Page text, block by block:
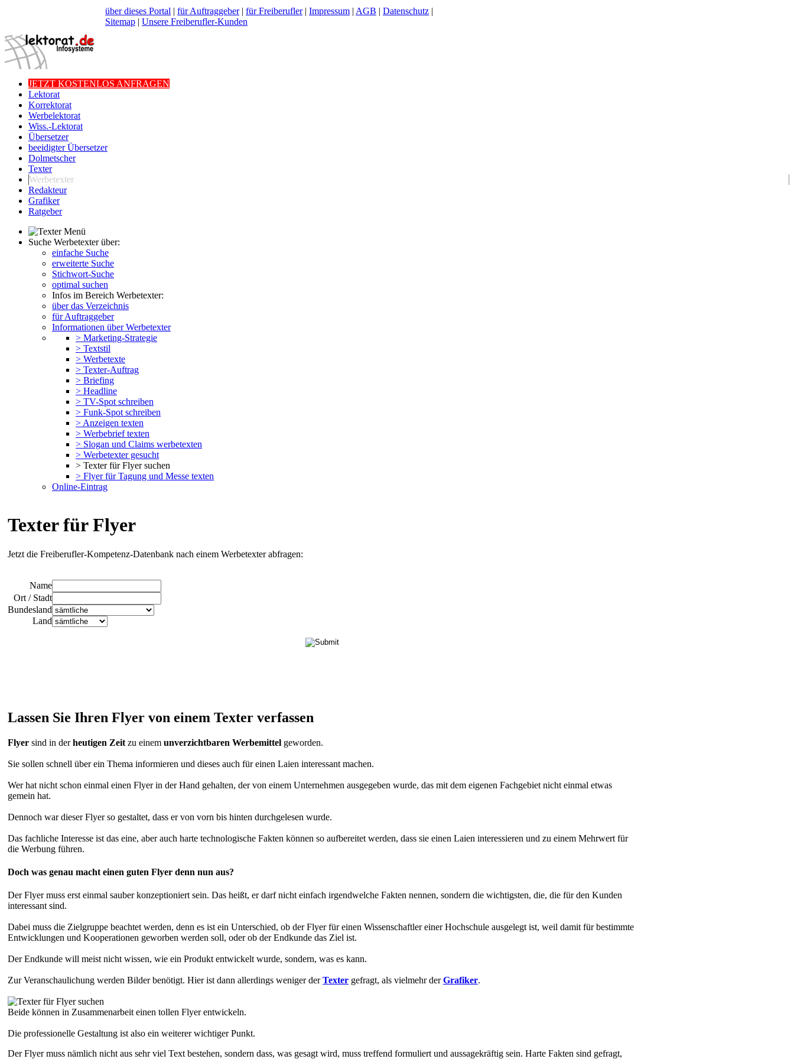
über dieses Portal | für Auftraggeber| für Freiberufler| Impressum | AGB | Datenschutz |
Sitemap | Unsere Freiberufler-Kunden
JETZT KOSTENLOS ANFRAGEN
Lektorat
Korrektorat
Werbelektorat
Wiss.-Lektorat
Übersetzer
beeidigter Übersetzer
Dolmetscher
Texter
Werbetexter
Redakteur
Grafiker
Ratgeber
Suche Werbetexter über:
einfache Suche
erweiterte Suche
Stichwort-Suche
optimal suchen
Infos im Bereich Werbetexter:
über das Verzeichnis
für Auftraggeber
Informationen über Werbetexter
> Marketing-Strategie
> Textstil
> Werbetexte
> Texter-Auftrag
> Briefing
> Headline
> TV-Spot schreiben
> Funk-Spot schreiben
> Anzeigen texten
> Werbebrief texten
> Slogan und Claims werbetexten
> Werbetexter gesucht
> Texter für Flyer suchen
> Flyer für Tagung und Messe texten
Online-Eintrag
Texter für Flyer
Jetzt die Freiberufler-Kompetenz-Datenbank nach einem Werbetexter abfragen:
Name
Ort / Stadt
Bundesland
Land
Lassen Sie Ihren Flyer von einem Texter verfassen
Flyer sind in derheutigen Zeit zu einem unverzichtbaren Werbemittel geworden.
Sie sollen schnell über ein Thema informieren und dieses auch für einen Laien interessant machen.
Wer hat nicht schon einmal einen Flyer in der Hand gehalten, der von einem Unternehmen ausgegeben wurde, das mit dem eigenen Fachgebiet nicht einmal etwas
gemein hat.
Dennoch war dieser Flyer so gestaltet, dass er von vorn bis hinten durchgelesen wurde.
Das fachliche Interesse ist das eine, aber auch harte technologische Fakten können so aufbereitet werden, dass sie einen Laien interessieren und zu einem Mehrwert für
die Werbung führen.
Doch was genau macht einen guten Flyer denn nun aus?
Der Flyer muss erst einmal sauber konzeptioniert sein. Das heißt, er darf nicht einfach irgendwelche Fakten nennen, sondern die wichtigsten, die, die für den Kunden
interessant sind.
Dabei muss die Zielgruppe beachtet werden, denn es ist ein Unterschied, ob der Flyer für einen Wissenschaftler einer Hochschule ausgelegt ist, weil damit für bestimmte
Entwicklungen und Kooperationen geworben werden soll, oder ob der Endkunde das Ziel ist.
Der Endkunde will meist nicht wissen, wie ein Produkt entwickelt wurde, sondern, was es kann.
Zur Veranschaulichung werden Bilder benötigt. Hier ist dann allerdings weniger derTexter gefragt, als vielmehr derGrafiker.
Beide können in Zusammenarbeit einen tollen Flyer entwickeln.
Die professionelle Gestaltung ist also ein weiterer wichtiger Punkt.
Der Flyer muss nämlich nicht aus sehr viel Text bestehen, sondern dass, was gesagt wird, muss treffend formuliert und aussagekräftig sein. Harte Fakten sind gefragt,